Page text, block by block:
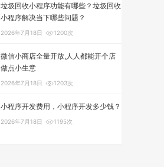
垃圾回收小程序功能有哪些？垃圾回收
小程序解决当下哪些问题？
2026年7月18日 1200次
微信小商店全量开放,人人都能开个店
做点小生意
2026年7月18日 1203次
小程序开发费用，小程序开发多少钱？
2026年7月18日 1195次